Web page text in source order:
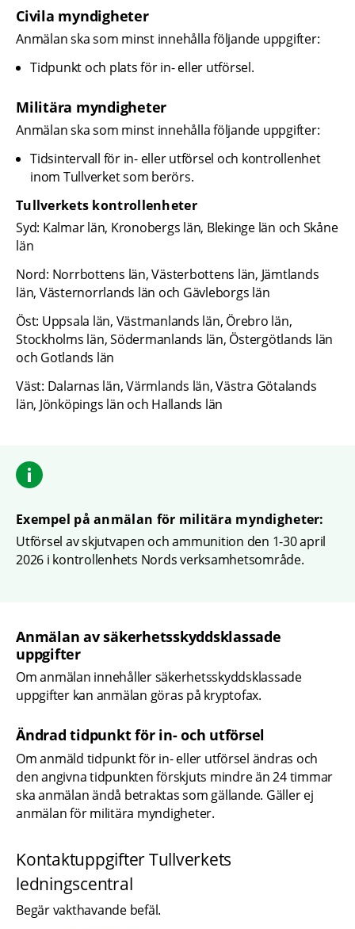
Civila myndigheter
Anmälan ska som minst innehålla följande uppgifter:
Tidpunkt och plats för in- eller utförsel.
Militära myndigheter
Anmälan ska som minst innehålla följande uppgifter:
Tidsintervall för in- eller utförsel och kontrollenhet
inom Tullverket som berörs.
Tullverkets kontrollenheter
Syd: Kalmar län, Kronobergs län, Blekinge län och Skåne
län
Nord: Norrbottens län, Västerbottens län, Jämtlands
län, Västernorrlands län och Gävleborgs län
Öst: Uppsala län, Västmanlands län, Örebro län,
Stockholms län, Södermanlands län, Östergötlands län
och Gotlands län
Väst: Dalarnas län, Värmlands län, Västra Götalands
län, Jönköpings län och Hallands län
Exempel på anmälan för militära myndigheter:
Utförsel av skjutvapen och ammunition den 1-30 april
2026 i kontrollenhets Nords verksamhetsområde.
Anmälan av säkerhetsskyddsklassade
uppgifter
Om anmälan innehåller säkerhetsskyddsklassade
uppgifter kan anmälan göras på kryptofax.
Ändrad tidpunkt för in- och utförsel
Om anmäld tidpunkt för in- eller utförsel ändras och
den angivna tidpunkten förskjuts mindre än 24 timmar
ska anmälan ändå betraktas som gällande. Gäller ej
anmälan för militära myndigheter.
Kontaktuppgifter Tullverkets
ledningscentral
Begär vakthavande befäl.